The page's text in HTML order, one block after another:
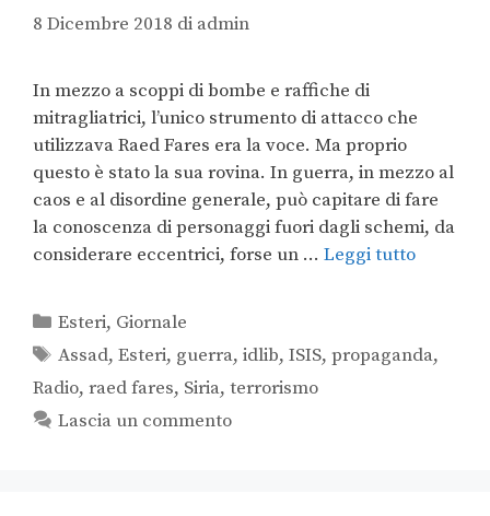
8 Dicembre 2018 di admin
In mezzo a scoppi di bombe e raffiche di
mitragliatrici, l’unico strumento di attacco che
utilizzava Raed Fares era la voce. Ma proprio
questo è stato la sua rovina. In guerra, in mezzo al
caos e al disordine generale, può capitare di fare
la conoscenza di personaggi fuori dagli schemi, da
considerare eccentrici, forse un … Leggi tutto
Esteri, Giornale
Assad,Esteri, guerra,idlib,ISIS,propaganda,
Radio, raed fares, Siria, terrorismo
Lascia un commento